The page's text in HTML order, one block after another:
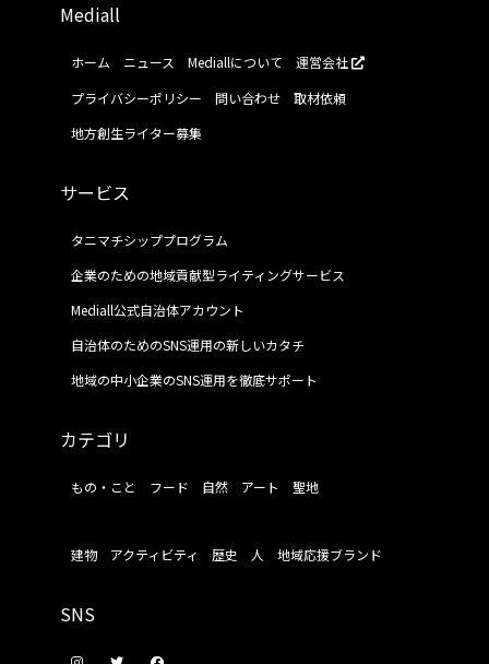
Mediall
ホーム ニュース Mediallについて
運営会社
プライバシーポリシー
問い合わせ
取材依頼
地方創生ライター募集
サービス
タニマチシッププログラム
企業のための地域貢献型ライティングサービス
Mediall公式自治体アカウント
自治体のためのSNS運用の新しいカタチ
地域の中小企業のSNS運用を徹底サポート
カテゴリ
もの・こと フード 自然 アート 聖地
建物 アクティビティ 歴史 人 地域応援ブランド
SNS